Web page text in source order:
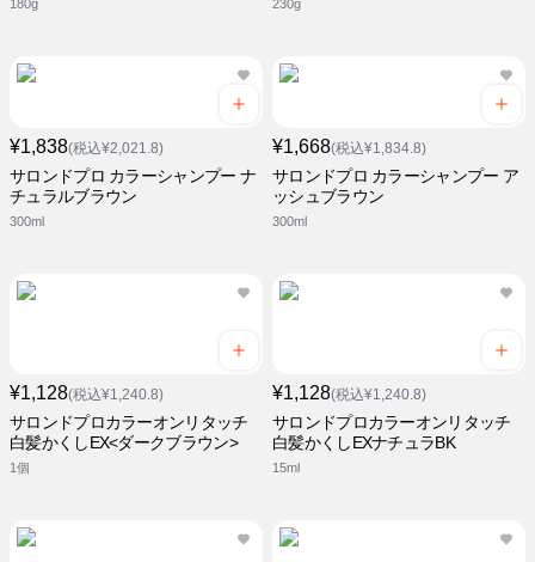
180g 230g
¥1,838(税込¥2,021.8)
サロンドプロ カラーシャンプー ナ
チュラルブラウン
300ml
¥1,668(税込¥1,834.8)
サロンドプロ カラーシャンプー ア
ッシュブラウン
300ml
¥1,128(税込¥1,240.8)
サロンドプロカラーオンリタッチ
白髪かくしEX<ダークブラウン>
1個
¥1,128(税込¥1,240.8)
サロンドプロカラーオンリタッチ
白髪かくしEXナチュラBK
15ml